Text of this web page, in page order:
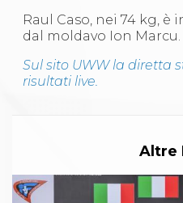
Raul Caso, nei 74 kg, è
dal moldavo Ion Marcu.
Sul sito UWW la diretta
risultati live.
Altre